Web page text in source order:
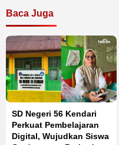
Baca Juga
SD Negeri 56 Kendari
Perkuat Pembelajaran
Digital, Wujudkan Siswa